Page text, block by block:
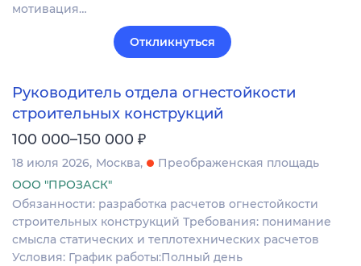
мотивация…
Откликнуться
Руководитель отдела огнестойкости
строительных конструкций
100 000–150 000 ₽
18 июля 2026 Москва
Преображенская площадь
ООО "ПРОЗАСК"
Обязанности: разработка расчетов огнестойкости
строительных конструкций Требования: понимание
смысла статических и теплотехнических расчетов
Условия: График работы:Полный день